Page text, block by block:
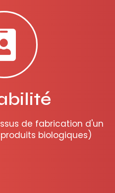
de fabrication d'un
biologiques)